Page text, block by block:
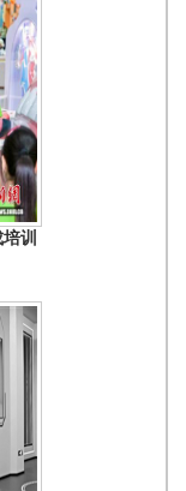
训